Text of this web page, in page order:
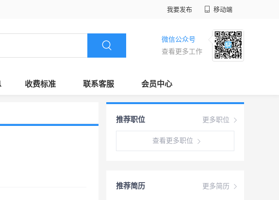
我要发布 移动端
微信公众号
查看更多工作
收费标准 联系客服 会员中心
更多职位
推荐职位
查看更多职位
更多简历
推荐简历